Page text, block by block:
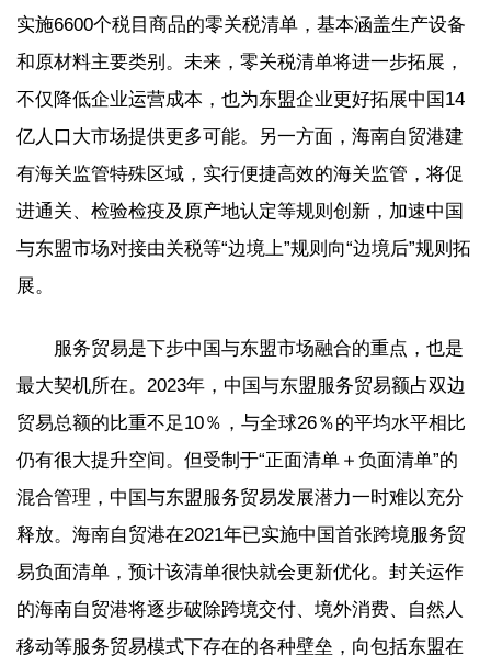
实施6600个税目商品的零关税清单，基本涵盖生产设备
和原材料主要类别。未来，零关税清单将进一步拓展，
不仅降低企业运营成本，也为东盟企业更好拓展中国14
亿人口大市场提供更多可能。另一方面，海南自贸港建
有海关监管特殊区域，实行便捷高效的海关监管，将促
进通关、检验检疫及原产地认定等规则创新，加速中国
与东盟市场对接由关税等“边境上”规则向“边境后”规则拓
展。
服务贸易是下步中国与东盟市场融合的重点，也是
最大契机所在。2023年，中国与东盟服务贸易额占双边
贸易总额的比重不足10％，与全球26％的平均水平相比
仍有很大提升空间。但受制于“正面清单＋负面清单”的
混合管理，中国与东盟服务贸易发展潜力一时难以充分
释放。海南自贸港在2021年已实施中国首张跨境服务贸
易负面清单，预计该清单很快就会更新优化。封关运作
的海南自贸港将逐步破除跨境交付、境外消费、自然人
移动等服务贸易模式下存在的各种壁垒，向包括东盟在